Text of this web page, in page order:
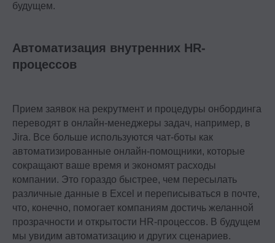
будущем.
Автоматизация внутренних HR-
процессов
Прием заявок на рекрутмент и процедуры онбординга
переводят в онлайн-менеджеры задач, например, в
Jira. Все больше используются чат-боты как
автоматизированные онлайн-помощники, которые
сокращают ваше время и экономят расходы
компании. Это гораздо быстрее, чем пересылать
различные данные в Excel и переписываться в почте,
что, конечно, помогает компаниям достичь желанной
прозрачности и открытости HR-процессов. В будущем
мы увидим автоматизацию и других сценариев.